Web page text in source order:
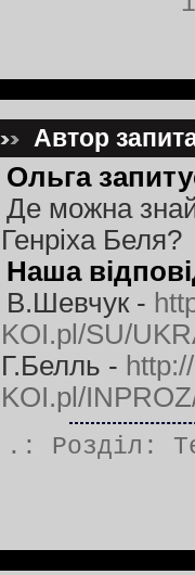
Автор
Ольга
Де можна
Генріха Беля?
Наша
В.Шевчук -
KOI.pl/SU/
Г.Белль -
KOI.pl/
.: Розділ: